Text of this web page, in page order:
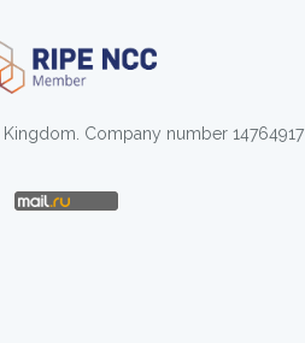
Kingdom. Company number 14764917